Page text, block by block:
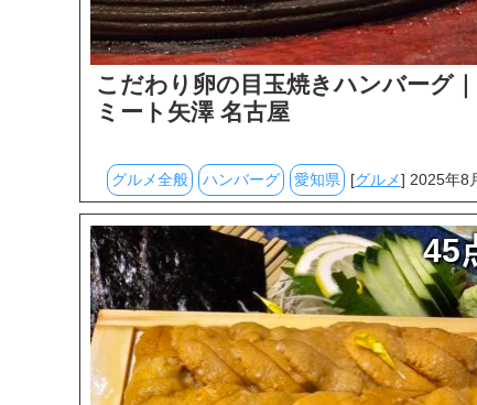
こだわり卵の目玉焼きハンバーグ｜
ミート矢澤 名古屋
グルメ全般 ハンバーグ 愛知県 [グルメ] 2025年8
45